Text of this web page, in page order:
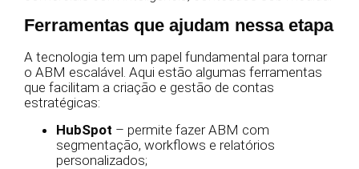
Ferramentas que ajudam nessa etapa
A tecnologia tem um papel fundamental para tornar
o ABM escalável. Aqui estão algumas ferramentas
que facilitam a criação e gestão de contas
estratégicas:
HubSpot – permite fazer ABM com
segmentação, workflows e relatórios
personalizados;